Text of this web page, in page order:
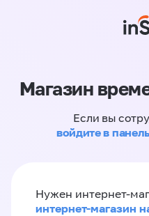
Магазин
Если вы
войдите в
Нужен интернет-
интернет-магазин